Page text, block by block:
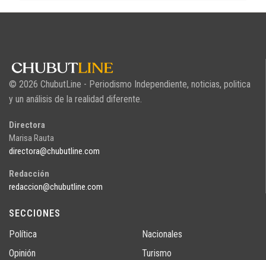
© 2026 ChubutLine - Periodismo Independiente, noticias, politica
y un análisis de la realidad diferente.
Directora
Marisa Rauta
directora@chubutline.com
Redacción
redaccion@chubutline.com
SECCIONES
Política
Opinión
Nacionales
Turismo